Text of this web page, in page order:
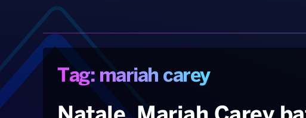
Tag: mariah carey